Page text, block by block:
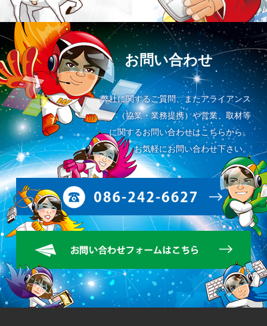
お問い合わせ
弊社に関するご質問、またアライアンス
（協業・業務提携）や営業、取材等
に関するお問い合わせはこちらから。
お気軽にお問い合わせ下さい。